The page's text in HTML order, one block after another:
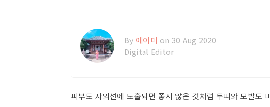
By 에이미 on 30 Aug 2020
Digital Editor
피부도 자외선에 노출되면 좋지 않은 것처럼 두피와 모발도